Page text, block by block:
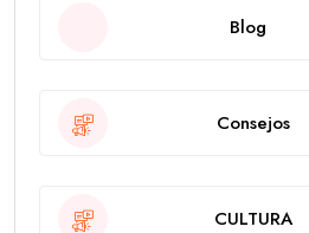
Blog
Consejos
CULTURA